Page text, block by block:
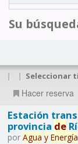
Su
| | Seleccionar
Hacer reserva
Estación
provincia de
por Agua y Energía